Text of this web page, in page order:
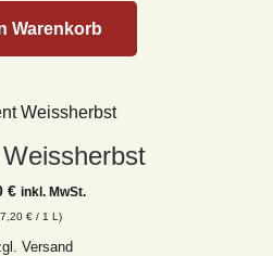
Warenkorb
€ inkl. MwSt.
7,20 € / 1 L)
Versand